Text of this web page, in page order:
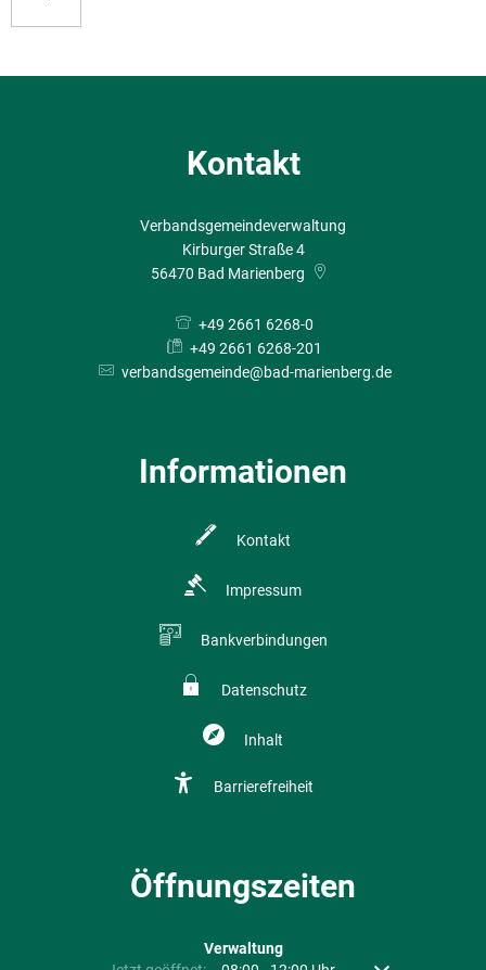
Kontakt
Verbandsgemeindeverwaltung
Kirburger Straße 4
56470 Bad Marienberg
+49 2661 6268-0
+49 2661 6268-201
verbandsgemeinde@bad-marienberg.de
Informationen
Kontakt
Impressum
Bankverbindungen
Datenschutz
Inhalt
Barrierefreiheit
Öffnungszeiten
Verwaltung